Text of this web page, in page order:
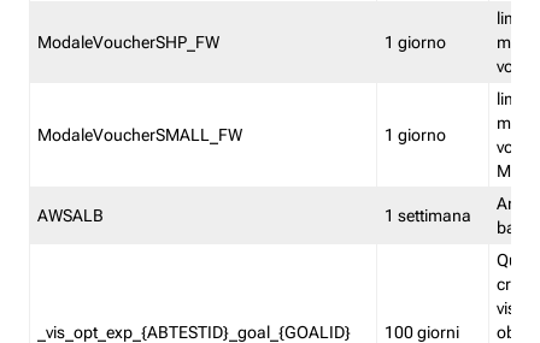
ModaleVoucherSHP_FW 1 giorno
ModaleVoucherSMALL_FW 1 giorno
AWSALB 1 settimana
_vis_opt_exp_{ABTESTID}_goal_{GOALID} 100 giorni